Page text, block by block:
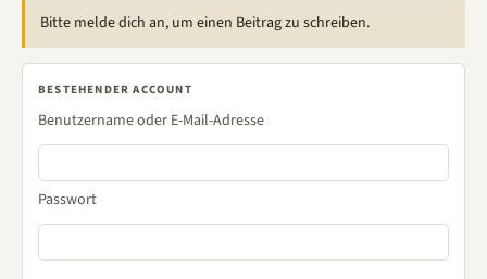
Bitte melde dich an, um einen Beitrag zu schreiben.
BESTEHENDER ACCOUNT
Benutzername oder E-Mail-Adresse
Passwort